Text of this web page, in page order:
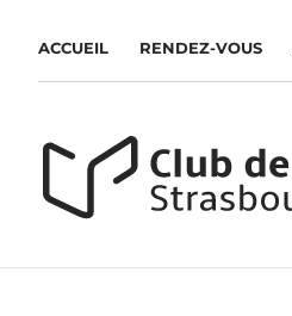
ACCUEIL RENDEZ-VOUS